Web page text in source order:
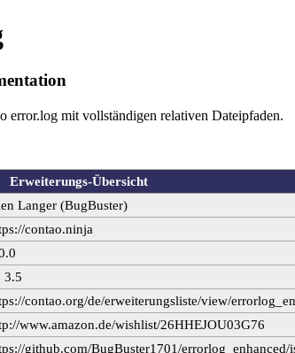
error.log mit vollständigen relativen Dateipfaden.
Erweiterungs-Übersicht
Langer (BugBuster)
contao.ninja
3.5
contao.org/de/erweiterungsliste/view/
www.amazon.de/wishlist/26HHEJOU03G76
github.com/BugBuster1701/errorlog_enhanced/